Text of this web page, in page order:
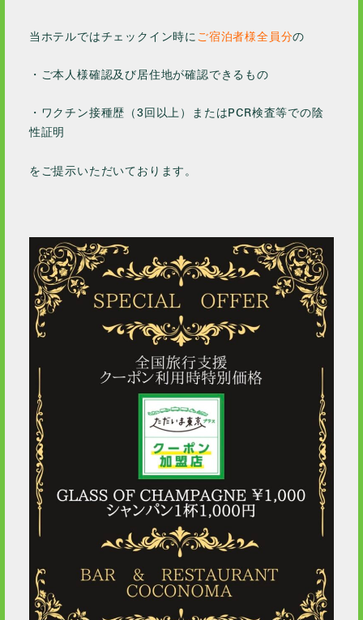
2020 / 5
2020 / 4
2020 / 2
2019 / 2
2019 / 1
2018 / 10
2016 / 5
当ホテルではチェックイン時にご宿泊者様全員分の
・ご本人様確認及び居住地が確認できるもの
・ワクチン接種歴（3回以上）またはPCR検査等での陰
性証明
をご提示いただいております。